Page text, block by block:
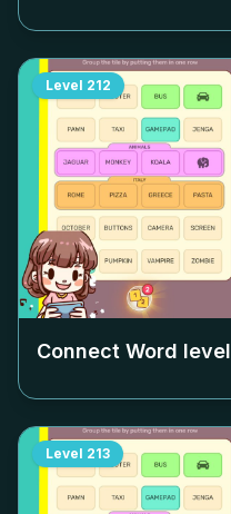
Level 212
Connect Word level
Level 213